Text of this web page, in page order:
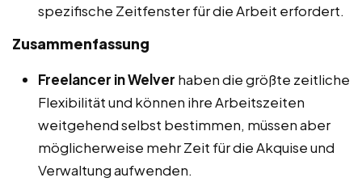
spezifische Zeitfenster für die Arbeit erfordert.
Zusammenfassung
Freelancer in Welver haben die größte zeitliche
Flexibilität und können ihre Arbeitszeiten
weitgehend selbst bestimmen, müssen aber
möglicherweise mehr Zeit für die Akquise und
Verwaltung aufwenden.